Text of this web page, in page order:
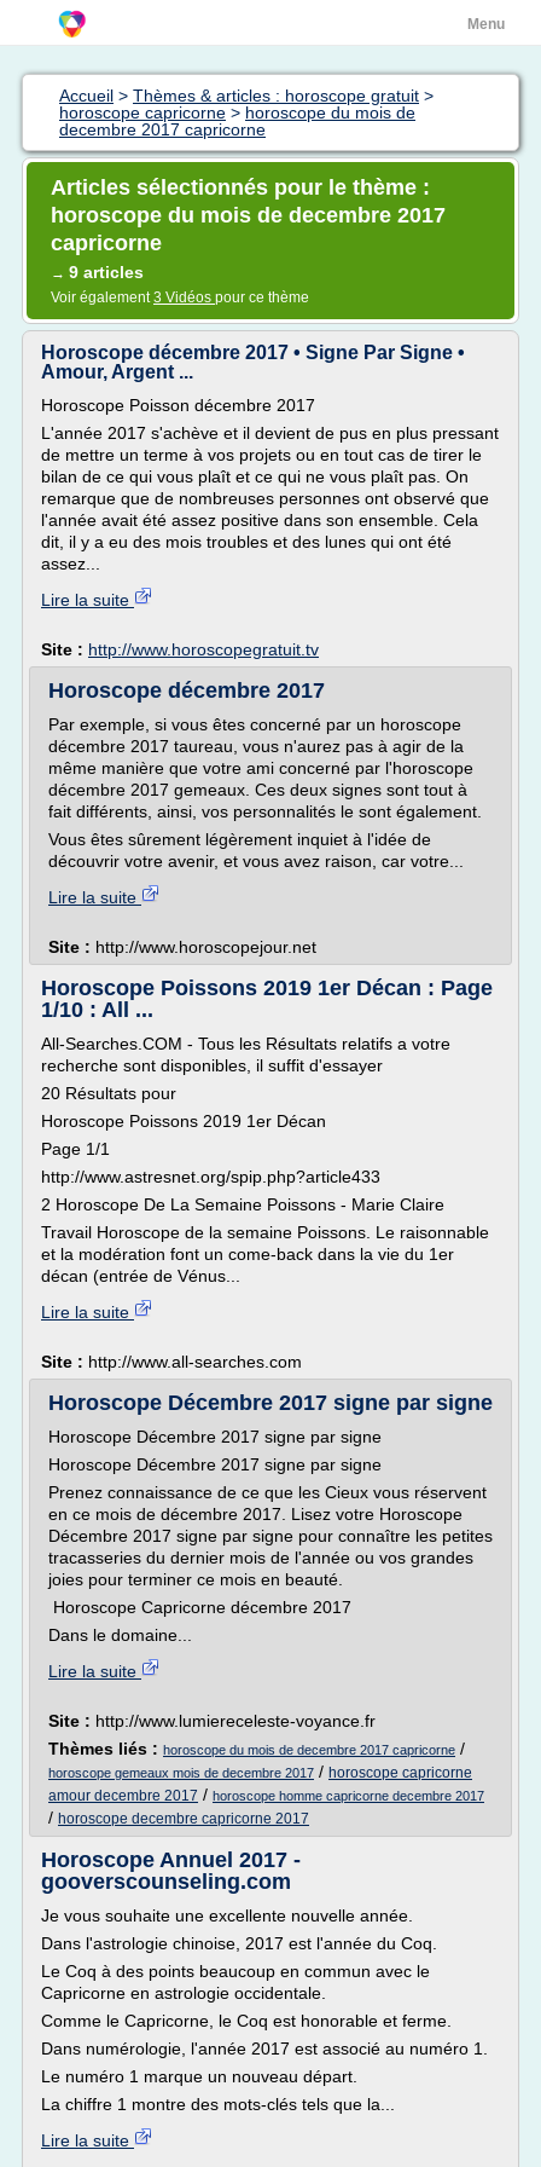
Menu
Accueil > Thèmes & articles : horoscope gratuit >
horoscope capricorne > horoscope du mois de
decembre 2017 capricorne
Articles sélectionnés pour le thème :
horoscope du mois de decembre 2017
capricorne
→ 9 articles
Voir également3 Vidéos pour ce thème
Horoscope décembre 2017 • Signe Par Signe •
Amour, Argent ...
Horoscope Poisson décembre 2017
L'année 2017 s'achève et il devient de pus en plus pressant
de mettre un terme à vos projets ou en tout cas de tirer le
bilan de ce qui vous plaît et ce qui ne vous plaît pas. On
remarque que de nombreuses personnes ont observé que
l'année avait été assez positive dans son ensemble. Cela
dit, il y a eu des mois troubles et des lunes qui ont été
assez...
Lire la suite
Site : http://www.horoscopegratuit.tv
Horoscope décembre 2017
Par exemple, si vous êtes concerné par un horoscope
décembre 2017 taureau, vous n'aurez pas à agir de la
même manière que votre ami concerné par l'horoscope
décembre 2017 gemeaux. Ces deux signes sont tout à
fait différents, ainsi, vos personnalités le sont également.
Vous êtes sûrement légèrement inquiet à l'idée de
découvrir votre avenir, et vous avez raison, car votre...
Lire la suite
Site : http://www.horoscopejour.net
Horoscope Poissons 2019 1er Décan : Page
1/10 : All ...
All-Searches.COM - Tous les Résultats relatifs a votre
recherche sont disponibles, il suffit d'essayer
20 Résultats pour
Horoscope Poissons 2019 1er Décan
Page 1/1
http://www.astresnet.org/spip.php?article433
2 Horoscope De La Semaine Poissons - Marie Claire
Travail Horoscope de la semaine Poissons. Le raisonnable
et la modération font un come-back dans la vie du 1er
décan (entrée de Vénus...
Lire la suite
Site : http://www.all-searches.com
Horoscope Décembre 2017 signe par signe
Horoscope Décembre 2017 signe par signe
Horoscope Décembre 2017 signe par signe
Prenez connaissance de ce que les Cieux vous réservent
en ce mois de décembre 2017. Lisez votre Horoscope
Décembre 2017 signe par signe pour connaître les petites
tracasseries du dernier mois de l'année ou vos grandes
joies pour terminer ce mois en beauté.
Horoscope Capricorne décembre 2017
Dans le domaine...
Lire la suite
Site : http://www.lumiereceleste-voyance.fr
Thèmes liés : horoscope du mois de decembre 2017 capricorne /
horoscope gemeaux mois de decembre 2017 / horoscope capricorne
amour decembre 2017 / horoscope homme capricorne decembre 2017
/ horoscope decembre capricorne 2017
Horoscope Annuel 2017 -
gooverscounseling.com
Je vous souhaite une excellente nouvelle année.
Dans l'astrologie chinoise, 2017 est l'année du Coq.
Le Coq à des points beaucoup en commun avec le
Capricorne en astrologie occidentale.
Comme le Capricorne, le Coq est honorable et ferme.
Dans numérologie, l'année 2017 est associé au numéro 1.
Le numéro 1 marque un nouveau départ.
La chiffre 1 montre des mots-clés tels que la...
Lire la suite